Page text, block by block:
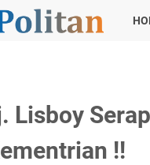
Lisboy
!!